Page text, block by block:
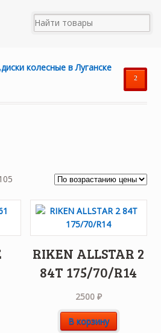
²
Цены:
возрастанию
RIKEN ALLSTAR 2
84T 175/70/R14
2500 ₽
В корзину